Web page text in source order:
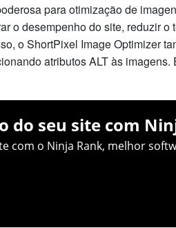
para otimização de
o desempenho do site, reduzir
o ShortPixel Image Optimizer
atributos ALT às
do seu site com
com o Ninja Rank, melhor